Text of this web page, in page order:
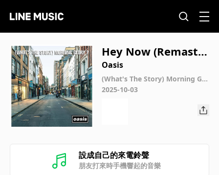
Hey Now (Remaster
ed)
Oasis
(What's The Story) Morning Glo
ry? (30th Anniversary)
2025-10-03
設成自己的來電鈴聲
朋友打來時手機響起的音樂